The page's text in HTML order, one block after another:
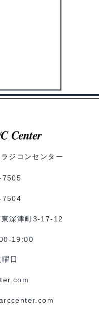
ジコンセンター
7505
7504
深津町3-17-12
19:00
日